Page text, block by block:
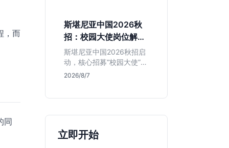
，而
同
在本地积累工业场景经验
的应届生。
斯堪尼亚中国2026秋
招：校园大使岗位解读
与投递指南
斯堪尼亚中国2026秋招启
动，核心招募“校园大使”而
非技术管培生。本文解析
你判断是否值得投递。
2026/8/7
立即开始